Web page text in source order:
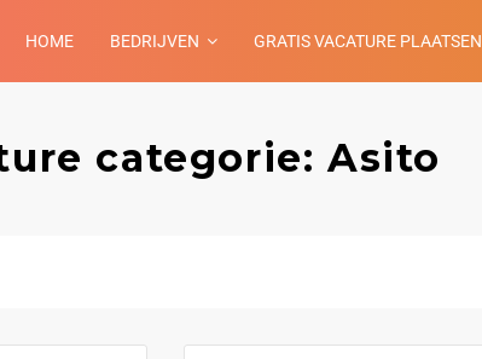
HOME BEDRIJVEN GRATIS VACATURE PLAATSEN
categorie: Asito